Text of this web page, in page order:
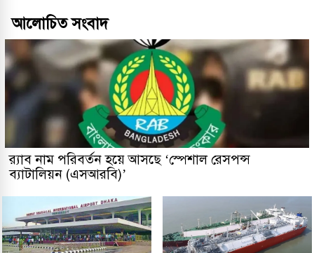
আলোচিত সংবাদ
র‌্যাব নাম পরিবর্তন হয়ে আসছে ‘স্পেশাল রেসপন্স
ব্যাটালিয়ন (এসআরবি)’